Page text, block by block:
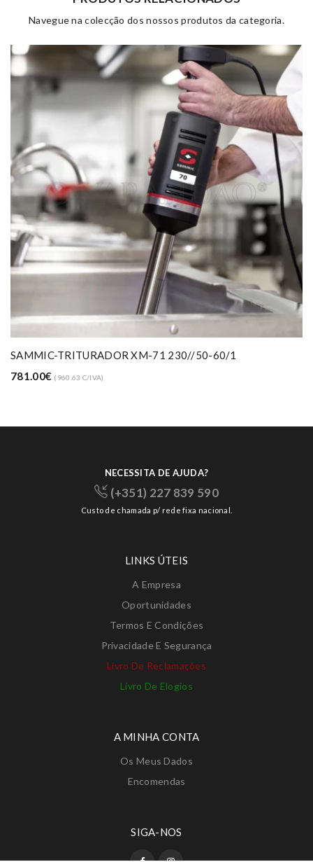
Navegue na colecção dos nossos produtos da categoria.
SAMMIC-TRITURADOR XM-71 230//50-60/1
781.00€ (960.63 C/IVA)
NECESSITA DE AJUDA?
(+351) 227 839 590
Custo de chamada p/ rede fixa nacional.
LINKS ÚTEIS
A Empresa
Oportunidades
Termos E Condições
Privacidade E Segurança
Livro De Reclamações
Livro De Elogios
A MINHA CONTA
Os Meus Dados
Encomendas
SIGA-NOS